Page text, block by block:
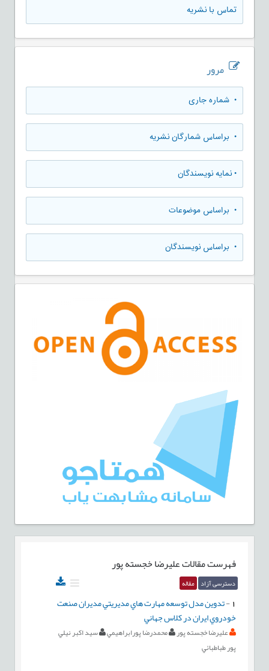
تماس با نشریه
مرور
• شماره جاری
• براساس شمارگان نشریه
•نمایه نویسندگان
• براساس موضوعات
• براساس نویسندگان
فهرست مقالاتعليرضا خجسته پور
دسترسی آزاد مقاله
-تدوين مدل توسعه مهارت هاي مديريتي مديران صنعت
خودروي ايران در كلاس جهاني
عليرضا خجسته پور محمدرضا پورابراهيمي
سيد اكبر نيلي
پور طباطبائي